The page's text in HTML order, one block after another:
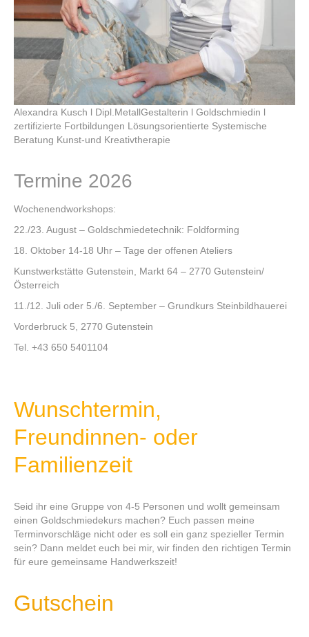
Alexandra Kusch l Dipl.MetallGestalterin l Goldschmiedin l
zertifizierte Fortbildungen Lösungsorientierte Systemische
Beratung Kunst-und Kreativtherapie
Termine 2026
Wochenendworkshops:
22./23. August – Goldschmiedetechnik: Foldforming
18. Oktober 14-18 Uhr – Tage der offenen Ateliers
Kunstwerkstätte Gutenstein, Markt 64 – 2770 Gutenstein/
Österreich
11./12. Juli oder 5./6. September – Grundkurs Steinbildhauerei
Vorderbruck 5, 2770 Gutenstein
Tel. +43 650 5401104
Wunschtermin,
Freundinnen- oder
Familienzeit
Seid ihr eine Gruppe von 4-5 Personen und wollt gemeinsam
einen Goldschmiedekurs machen? Euch passen meine
Terminvorschläge nicht oder es soll ein ganz spezieller Termin
sein? Dann meldet euch bei mir, wir finden den richtigen Termin
für eure gemeinsame Handwerkszeit!
Gutschein